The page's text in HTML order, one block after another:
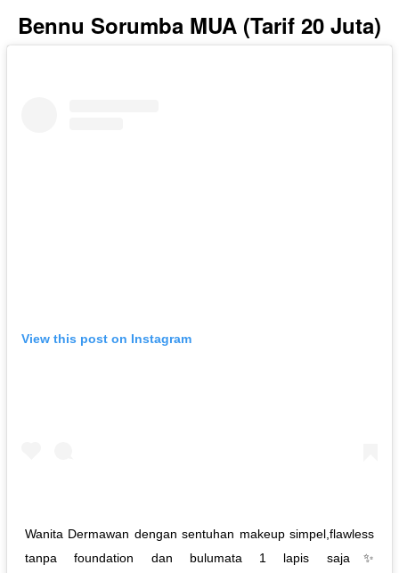
Bennu Sorumba MUA (Tarif 20 Juta)
View this post on Instagram
Wanita Dermawan dengan sentuhan makeup simpel,flawless
tanpa foundation dan bulumata 1 lapis saja✨